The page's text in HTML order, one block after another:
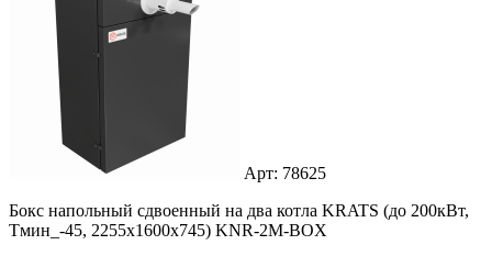
Арт: 78625
Бокс напольный сдвоенный на два котла KRATS (до 200кВт,
Тмин_-45, 2255x1600x745) KNR-2M-BOX